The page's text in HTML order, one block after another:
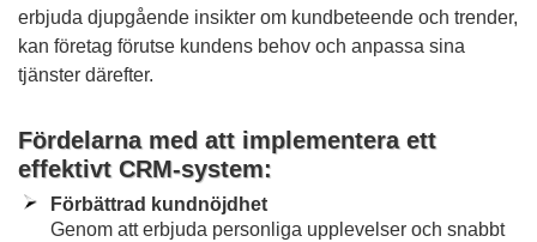
erbjuda djupgående insikter om kundbeteende och trender,
kan företag förutse kundens behov och anpassa sina
tjänster därefter.
Fördelarna med att implementera ett
effektivt CRM-system:
Förbättrad kundnöjdhet
Genom att erbjuda personliga upplevelser och snabbt